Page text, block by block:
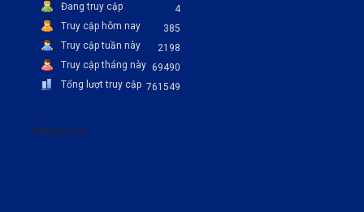
Đang truy cập
4
Truy cập hôm nay
385
Truy cập tuần này
2198
Truy cập tháng này 69490
Tổng lượt truy cập 761549
Pdflist.com